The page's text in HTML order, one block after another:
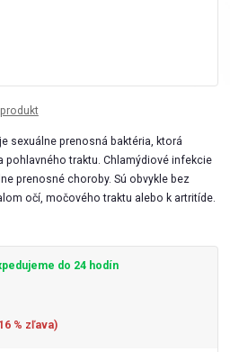
sexuálne prenosná baktéria, ktorá
traktu. Chlamýdiové infekcie
prenosné choroby. Sú obvykle bez
očí, močového traktu alebo k artritíde.
do 24 hodín
16% zľava)